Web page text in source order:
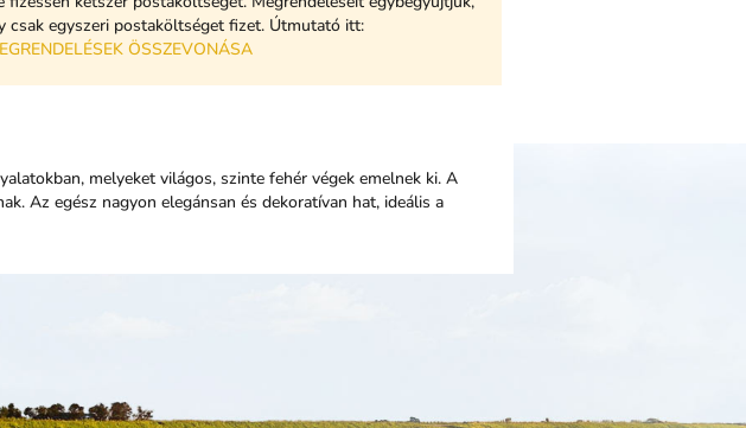
csak egyszeri postaköltséget fizet. Útmutató itt:
ÖSSZEVONÁSA
melyeket világos, szinte fehér végek emelnek ki. A
Az egész nagyon elegánsan és dekoratívan hat, ideális a